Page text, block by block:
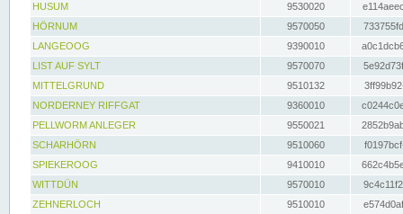
HUSUM
9530020
HÖRNUM
9570050
LANGEOOG
9390010
LIST AUF SYLT
9570070
MITTELGRUND
9510132
NORDERNEY RIFFGAT
9360010
PELLWORM ANLEGER
9550021
SCHARHÖRN
9510060
SPIEKEROOG
9410010
WITTDÜN
9570010
ZEHNERLOCH
9510010